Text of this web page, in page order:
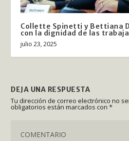
Collette Spinetti y Bettiana
con la dignidad de las
julio 23, 2025
DEJA UNA RESPUESTA
Tu dirección de correo electrónico no
obligatorios están marcados con*